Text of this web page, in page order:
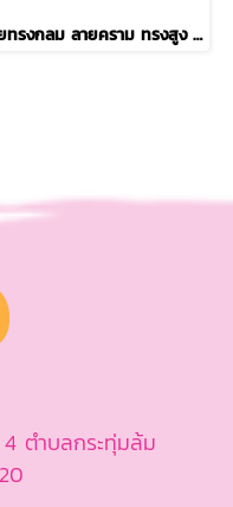
ถ้วยทรงกลม ลายคราม ทรงสูง 850 ml.
ตำบลกระทุ่มล้ม